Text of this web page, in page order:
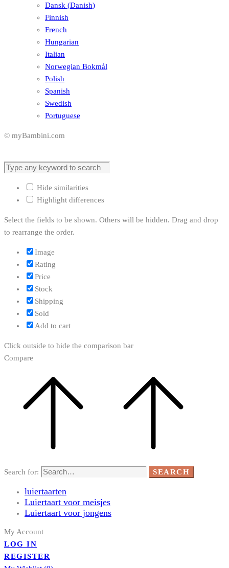
Dansk (Danish)
Finnish
French
Hungarian
Italian
Norwegian Bokmål
Polish
Spanish
Swedish
Portuguese
© myBambini.com
Hide similarities
Highlight differences
Select the fields to be shown. Others will be hidden. Drag and drop
to rearrange the order.
Image
Rating
Price
Stock
Shipping
Sold
Add to cart
Click outside to hide the comparison bar
Compare
Search for: SEARCH
luiertaarten
Luiertaart voor meisjes
Luiertaart voor jongens
My Account
LOG IN
REGISTER